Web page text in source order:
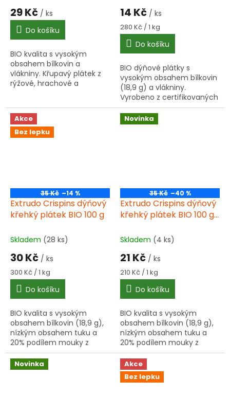
29 Kč / ks
Do košíku
BIO kvalita s vysokým
obsahem bílkovin a
vlákniny. Křupavý plátek z
rýžové, hrachové a
obsah tuku a soli.
14 Kč / ks
Měrná
cena:
280 Kč / 1 kg
Do košíku
BIO dýňové plátky s
vysokým obsahem bílkovin
(18,9 g) a vlákniny.
Vyrobeno z certifikovaných
ekologických surovin bez
lepku. Křupavý a zdravý
snack v praktickém 50g
Akce
Bez lepku
35 Kč –14 %
Extrudo Crispins dýňový
křehký plátek BIO 100 g
Skladem (28 ks)
30 Kč / ks
Měrná
cena:
300 Kč / 1 kg
Do košíku
BIO kvalita s vysokým
obsahem bílkovin (18,9 g),
nízkým obsahem tuku a
20% podílem mouky z
dýňových semínek.
Křupavá textura, ideální pro
zdravé svačiny.
Novinka
35 Kč –40 %
Extrudo Crispins dýňový
křehký plátek BIO 100 g
Skladem (4 ks)
21 Kč / ks
Měrná
cena:
210 Kč / 1 kg
Do košíku
BIO kvalita s vysokým
obsahem bílkovin (18,9 g),
nízkým obsahem tuku a
20% podílem mouky z
dýňových semínek.
Křupavá textura, ideální pro
zdravé svačiny.
Novinka
Akce
Bez lepku